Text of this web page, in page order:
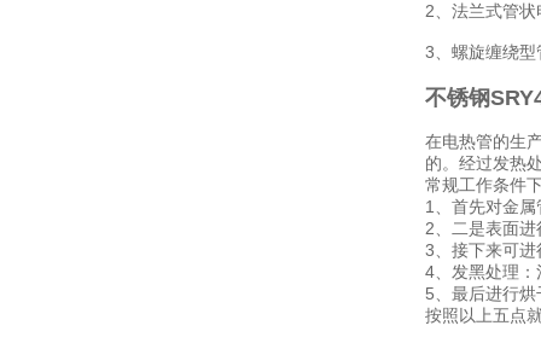
2、法兰式管
3、螺旋缠绕
不锈钢
在电热管的生
的。经过发热
常规工作条件
1、首先对金
2、二是表面
3、接下来可
4、发黑处理
5、最后进行烘
按照以上五点